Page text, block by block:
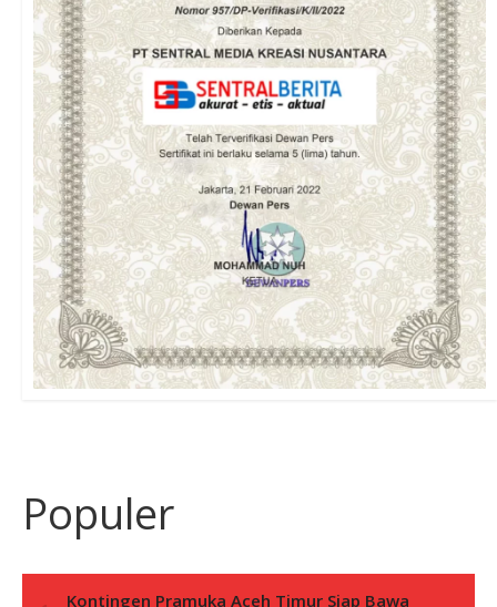
Populer